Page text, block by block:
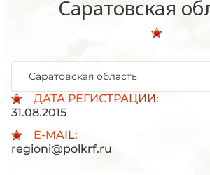
Саратовская
ДАТА РЕГИСТРАЦИИ:
31.08.2015
E-MAIL:
regioni@polkrf.ru
Саратовская область